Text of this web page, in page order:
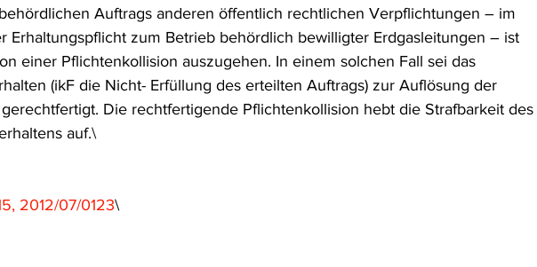
Ausgabe Erdgas Schutzgebiet Forstrecht
Auftrags anderen öffentlich rechtlichen Verpflichtungen – im
Erhaltungspflicht zum Betrieb behördlich bewilligter Erdgasleitungen – ist
einer Pflichtenkollision auszugehen. In einem solchen Fall sei das
(ikF die Nicht- Erfüllung des erteilten Auftrags) zur Auflösung der
Die rechtfertigende Pflichtenkollision hebt die Strafbarkeit des
auf.\
2012/07/0123\